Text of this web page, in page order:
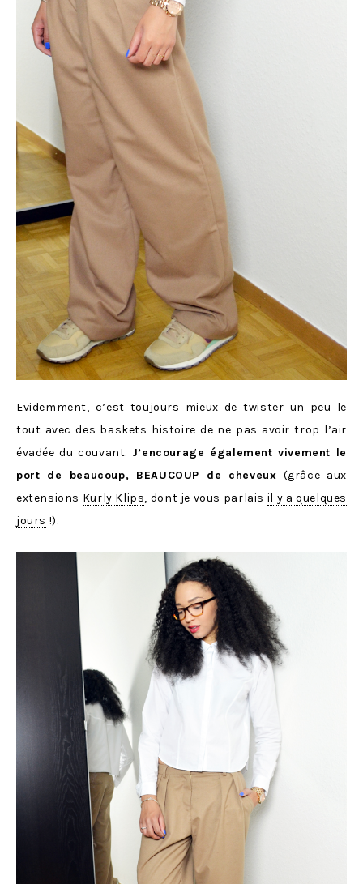
Evidemment, c’est toujours mieux de twister un peu le
tout avec des baskets histoire de ne pas avoir trop l’air
évadée du couvant. J’encourage également vivement le
port de beaucoup, BEAUCOUP de cheveux (grâce aux
extensions Kurly Klips, dont je vous parlais il y a quelques
jours !).